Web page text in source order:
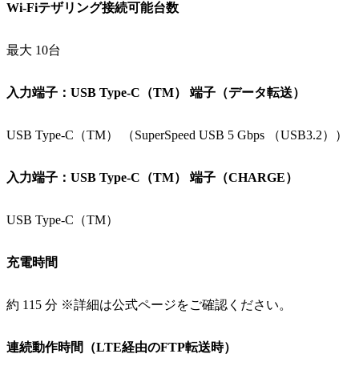
Wi-Fiテザリング接続可能台数
最大 10台
入力端子：USB Type-C（TM） 端子（データ転送）
USB Type-C（TM） （SuperSpeed USB 5 Gbps （USB3.2））
入力端子：USB Type-C（TM） 端子（CHARGE）
USB Type-C（TM）
充電時間
約 115 分 ※詳細は公式ページをご確認ください。
連続動作時間（LTE経由のFTP転送時）